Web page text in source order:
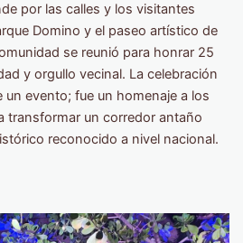
por las calles y los visitantes
Domino y el paseo artístico de
se reunió para honrar 25
y orgullo vecinal. La celebración
un evento; fue un homenaje a los
transformar un corredor antaño
reconocido a nivel nacional.